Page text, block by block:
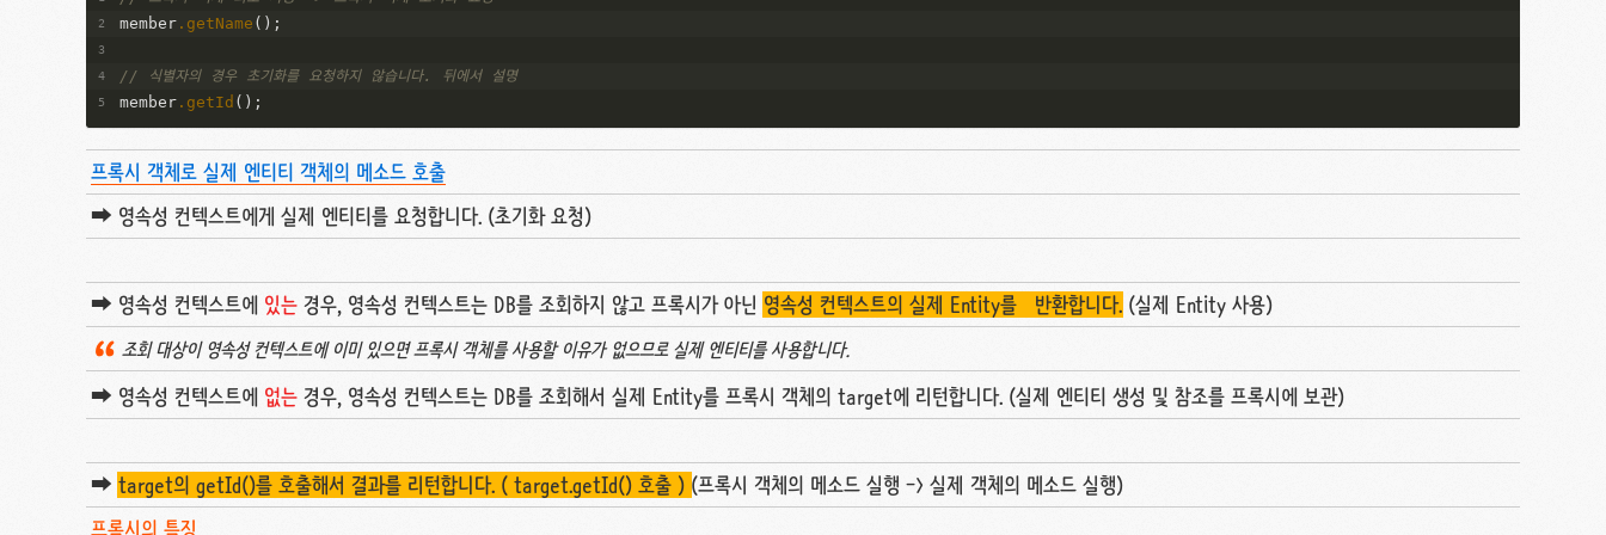
member .getName ();
// 식별자의 경우 초기화를 요청하지 않습니다. 뒤에서 설명
member .getId ();
프록시 객체로 실제 엔티티 객체의 메소드 호출
➡️ 영속성 컨텍스트에게 실제 엔티티를 요청합니다. (초기화 요청)
➡️ 영속성 컨텍스트에 있는 경우, 영속성 컨텍스트는 DB를 조회하지 않고 프록시가 아닌 영속성 컨텍스트의 실제 Entity를 반환합니다. (실제 Entity 사용)
조회 대상이 영속성 컨텍스트에 이미 있으면 프록시 객체를 사용할 이유가 없으므로 실제 엔티티를 사용합니다.
➡️ 영속성 컨텍스트에 없는 경우, 영속성 컨텍스트는 DB를 조회해서 실제 Entity를 프록시 객체의 target에 리턴합니다. (실제 엔티티 생성 및 참조를 프록시에 보관)
➡️ target의 getId()를 호출해서 결과를 리턴합니다. ( target.getId() 호출 ) (프록시 객체의 메소드 실행 -> 실제 객체의 메소드 실행)
프록시의 특징